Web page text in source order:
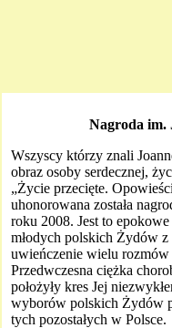
Nagroda im.
Wszyscy którzy znali
obraz osoby serdecznej,
„Życie przecięte.
uhonorowana została
roku 2008. Jest to
młodych polskich Żydów z
uwieńczenie wielu
Przedwczesna ciężka
położyły kres Jej
wyborów polskich Żydów
tych pozostałych w Polsce.